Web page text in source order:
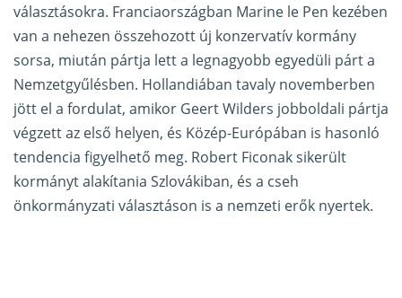
választásokra. Franciaországban Marine le Pen kezében
van a nehezen összehozott új konzervatív kormány
sorsa, miután pártja lett a legnagyobb egyedüli párt a
Nemzetgyűlésben. Hollandiában tavaly novemberben
jött el a fordulat, amikor Geert Wilders jobboldali pártja
végzett az első helyen, és Közép-Európában is hasonló
tendencia figyelhető meg. Robert Ficonak sikerült
kormányt alakítania Szlovákiban, és a cseh
önkormányzati választáson is a nemzeti erők nyertek.